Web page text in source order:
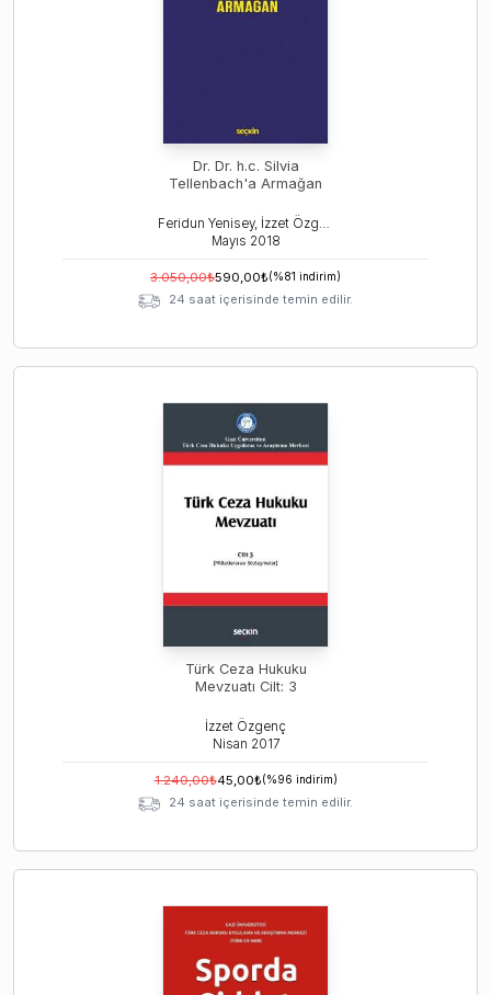
Dr. Dr. h.c. Silvia
Tellenbach'a Armağan
Feridun Yenisey, İzzet Özgenç, Ayşe Nuhoğlu
Mayıs 2018
3.050,00₺590,00₺(%81 indirim)
24 saat içerisinde temin edilir.
Türk Ceza Hukuku
Mevzuatı Cilt: 3
İzzet Özgenç
Nisan 2017
1.240,00₺45,00₺(%96 indirim)
24 saat içerisinde temin edilir.